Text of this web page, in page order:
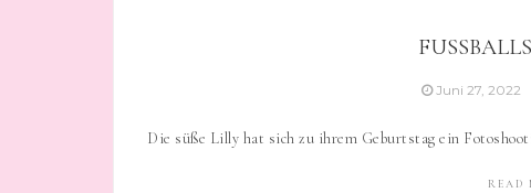
Juni 27, 2022
Die süße Lilly hat sich zu ihrem Geburtstag ein
READ